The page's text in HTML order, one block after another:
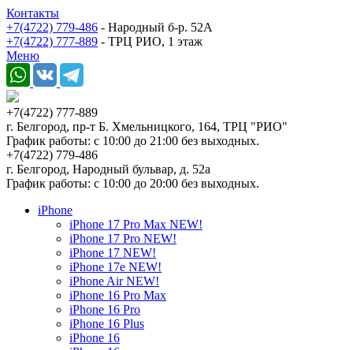
Контакты
+7(4722) 779-486 - Народный б-р. 52А
+7(4722) 777-889 - ТРЦ РИО, 1 этаж
Меню
+7(4722) 777-889
г. Белгород, пр-т Б. Хмельницкого, 164, ТРЦ "РИО"
График работы: с 10:00 до 21:00 без выходных.
+7(4722) 779-486
г. Белгород, Народный бульвар, д. 52а
График работы: с 10:00 до 20:00 без выходных.
iPhone
iPhone 17 Pro Max NEW!
iPhone 17 Pro NEW!
iPhone 17 NEW!
iPhone 17e NEW!
iPhone Air NEW!
iPhone 16 Pro Max
iPhone 16 Pro
iPhone 16 Plus
iPhone 16